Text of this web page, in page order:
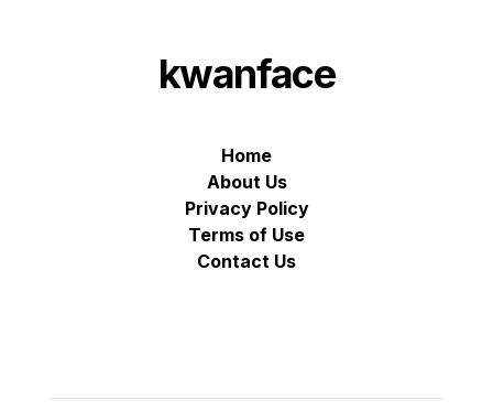
kwanface
Home
About Us
Privacy Policy
Terms of Use
Contact Us